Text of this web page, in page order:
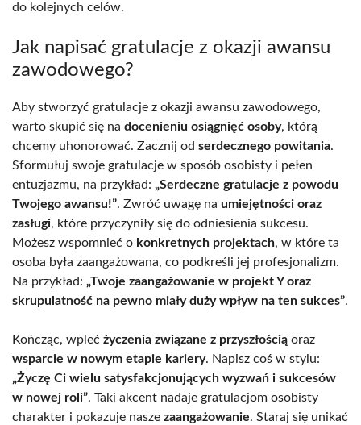
do kolejnych celów.
Jak napisać gratulacje z okazji awansu
zawodowego?
Aby stworzyć gratulacje z okazji awansu zawodowego,
warto skupić się na docenieniu osiągnięć osoby, którą
chcemy uhonorować. Zacznij od serdecznego powitania.
Sformułuj swoje gratulacje w sposób osobisty i pełen
entuzjazmu, na przykład: „Serdeczne gratulacje z powodu
Twojego awansu!”. Zwróć uwagę na umiejętności oraz
zasługi, które przyczyniły się do odniesienia sukcesu.
Możesz wspomnieć o konkretnych projektach, w które ta
osoba była zaangażowana, co podkreśli jej profesjonalizm.
Na przykład: „Twoje zaangażowanie w projekt Y oraz
skrupulatność na pewno miały duży wpływ na ten sukces”.
Kończąc, wpleć życzenia związane z przyszłością oraz
wsparcie w nowym etapie kariery. Napisz coś w stylu:
„Życzę Ci wielu satysfakcjonujących wyzwań i sukcesów
w nowej roli”. Taki akcent nadaje gratulacjom osobisty
charakter i pokazuje nasze zaangażowanie. Staraj się unikać